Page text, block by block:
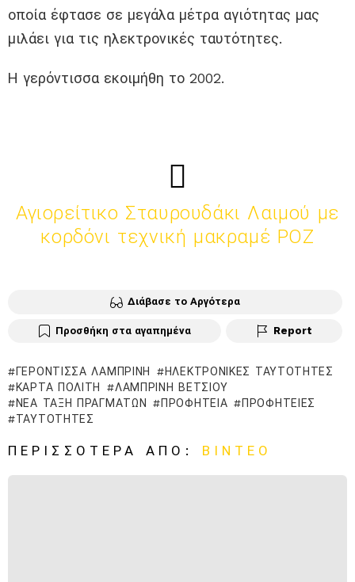
οποία έφτασε σε μεγάλα μέτρα αγιότητας μας
μιλάει για τις ηλεκτρονικές ταυτότητες.
Η γερόντισσα εκοιμήθη το 2002.
Αγιορείτικο Σταυρουδάκι Λαιμού με
κορδόνι τεχνική μακραμέ ΡΟΖ
Διάβασε το Αργότερα
Προσθήκη στα αγαπημένα Report
ΓΕΡΌΝΤΙΣΣΑ ΛΑΜΠΡΙΝΉ
ΗΛΕΚΤΡΟΝΙΚΈΣ ΤΑΥΤΌΤΗΤΕΣ
ΚΆΡΤΑ ΠΟΛΊΤΗ
ΛΑΜΠΡΙΝΉ ΒΈΤΣΙΟΥ
ΝΈΑ ΤΆΞΗ ΠΡΑΓΜΆΤΩΝ
ΠΡΟΦΗΤΕΊΑ
ΠΡΟΦΗΤΕΊΕΣ
ΤΑΥΤΌΤΗΤΕΣ
ΠΕΡΙΣΣΌΤΕΡΑ ΑΠΌ: ΒΊΝΤΕΟ